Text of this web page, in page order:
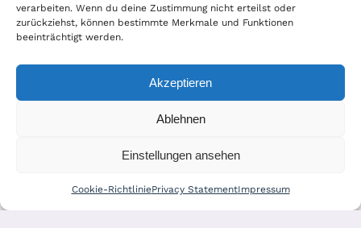
verarbeiten. Wenn du deine Zustimmung nicht erteilst oder
zurückziehst, können bestimmte Merkmale und Funktionen
beeinträchtigt werden.
Akzeptieren
Ablehnen
Einstellungen ansehen
Cookie-RichtliniePrivacy StatementImpressum
viele Onlineshops im Netz Mitglied im Händlerbund
und unterstützen fairen Onlinehandel.
Widerruf|Zahlung & Versand